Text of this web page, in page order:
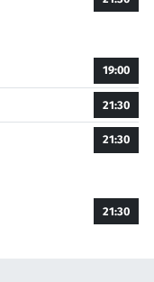
19:00
21:30
21:30
21:30